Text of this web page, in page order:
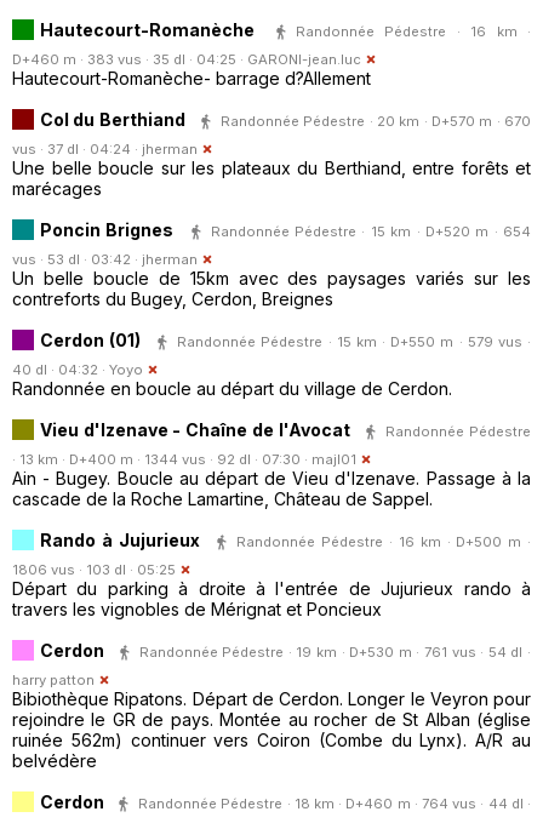
Hautecourt-Romanèche
Randonnée Pédestre · 16 km ·
D+460 m · 383 vus · 35 dl · 04:25 · GARONI-jean.luc
Hautecourt-Romanèche- barrage d?Allement
Col du Berthiand
Randonnée Pédestre · 20 km · D+570 m · 670
vus · 37 dl · 04:24 · jherman
Une belle boucle sur les plateaux du Berthiand, entre forêts et
marécages
Poncin Brignes
Randonnée Pédestre · 15 km · D+520 m · 654
vus · 53 dl · 03:42 · jherman
Un belle boucle de 15km avec des paysages variés sur les
contreforts du Bugey, Cerdon, Breignes
Cerdon (01)
Randonnée Pédestre · 15 km · D+550 m · 579 vus ·
40 dl · 04:32 · Yoyo
Randonnée en boucle au départ du village de Cerdon.
Vieu d'Izenave - Chaîne de l'Avocat
Randonnée Pédestre
· 13 km · D+400 m · 1344 vus · 92 dl · 07:30 · majl01
Ain - Bugey. Boucle au départ de Vieu d'Izenave. Passage à la
cascade de la Roche Lamartine, Château de Sappel.
Rando à Jujurieux
Randonnée Pédestre · 16 km · D+500 m ·
1806 vus · 103 dl · 05:25
Départ du parking à droite à l'entrée de Jujurieux rando à
travers les vignobles de Mérignat et Poncieux
Cerdon
Randonnée Pédestre · 19 km · D+530 m · 761 vus · 54 dl ·
harry patton
Bibiothèque Ripatons. Départ de Cerdon. Longer le Veyron pour
rejoindre le GR de pays. Montée au rocher de St Alban (église
ruinée 562m) continuer vers Coiron (Combe du Lynx). A/R au
belvédère
Cerdon
Randonnée Pédestre · 18 km · D+460 m · 764 vus · 44 dl ·